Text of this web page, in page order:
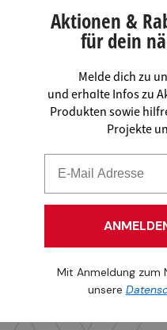
Aktionen &
für dein
Melde dich zu
und erhalte Infos zu
Produkten sowie
Projekte
Mit Anmeldung zum
unsere